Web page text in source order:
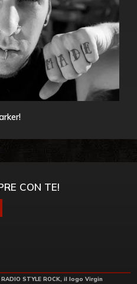
CON TE!
STYLE ROCK, il logo Virgin